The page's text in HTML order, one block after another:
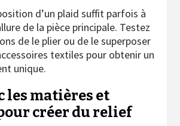
d’un plaid suffit parfois à
de la pièce principale. Testez
de le plier ou de le superposer
textiles pour obtenir un
unique.
les matières et
créer du relief